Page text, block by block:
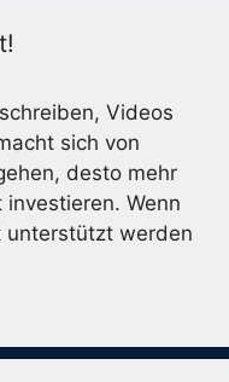
Videos
sich von
desto mehr
Wenn
unterstützt werden